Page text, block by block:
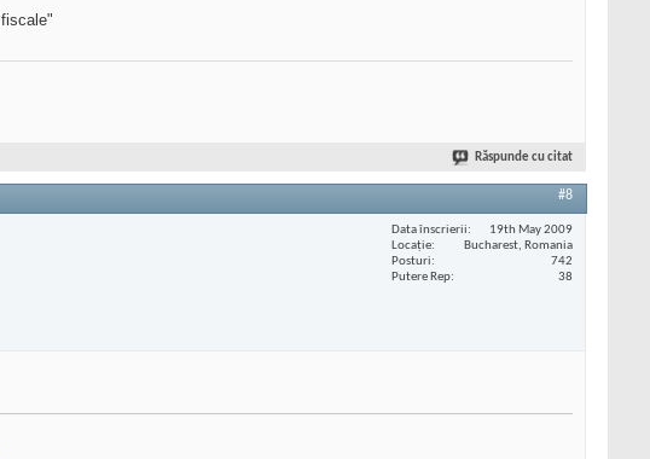
Răspunde cu citat
#8
Data înscrierii
19th May 2009
Locaţie
Bucharest, Romania
Posturi
742
Putere Rep
38